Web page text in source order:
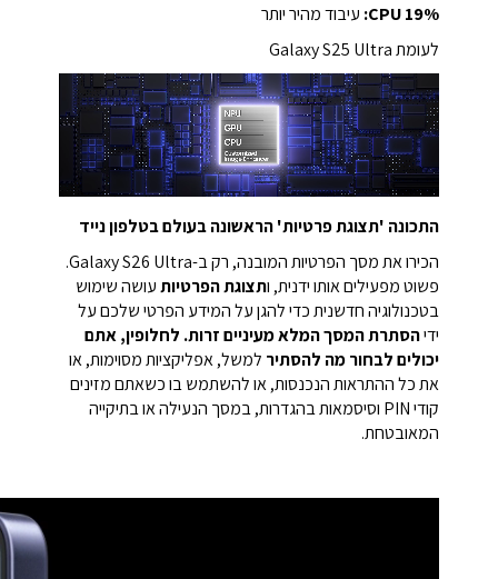
CPU19%:
עיבוד מהיר יותר
לעומת Galaxy S25 Ultra
התכונה 'תצוגת פרטיות' הראשונה בעולם בטלפון נייד
הכירו את מסך הפרטיות המובנה, רק ב-Galaxy S26 Ultra.
פשוט מפעילים אותו ידנית, ותצוגת הפרטיותעושה שימוש
בטכנולוגיה חדשנית כדי להגן על המידע הפרטי שלכם על
ידיהסתרת המסך המלא מעיניים זרות. לחלופין, אתם
יכולים לבחור מה להסתיר למשל, אפליקציות מסוימות, או
את כל ההתראות הנכנסות, או להשתמש בו כשאתם מזינים
קודי PIN וסיסמאות בהגדרות, במסך הנעילה או בתיקייה
המאובטחת.